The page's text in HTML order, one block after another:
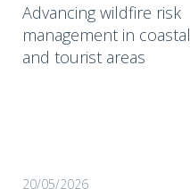
Advancing wildfire risk
management in coastal
and tourist areas
20/05/2026